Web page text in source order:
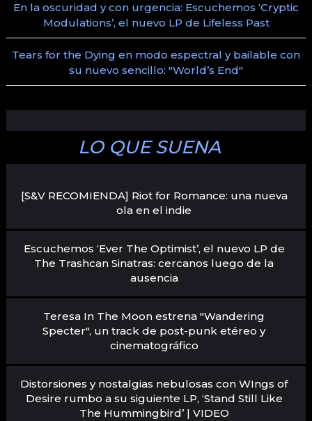
En la oscuridad y con urgencia: Escuchemos ‘Cryptic
Modulations’, el nuevo LP de Lifeless Past
Tears for the Dying en modo espectral y bailable con
su nuevo sencillo: "World’s End"
LO QUE SUENA
[S&V RECOMIENDA] Riot for Romance: una nueva
ola en el indie
Escuchemos ‘Ever The Optimist’, el nuevo LP de
The Trashcan Sinatras: cercanos luego de la
ausencia
Teresa In The Moon estrena "Wandering
Specter", un track de post-punk etéreo y
cinematográfico
Distorsiones y nostalgias nebulosas con WIngs of
Desire rumbo a su siguiente LP, ‘Stand Still Like
The Hummingbird’ | VIDEO